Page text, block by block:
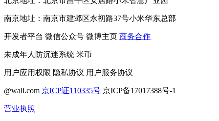
南京地址：南京市建邺区永初路37号小米华东总部
开发者平台 微信公众号 微博主页 商务合作
未成年人防沉迷系统 米币
用户应用权限 隐私协议 用户服务协议
@wali.com 京ICP证110335号 京ICP备17017388号-1
营业执照